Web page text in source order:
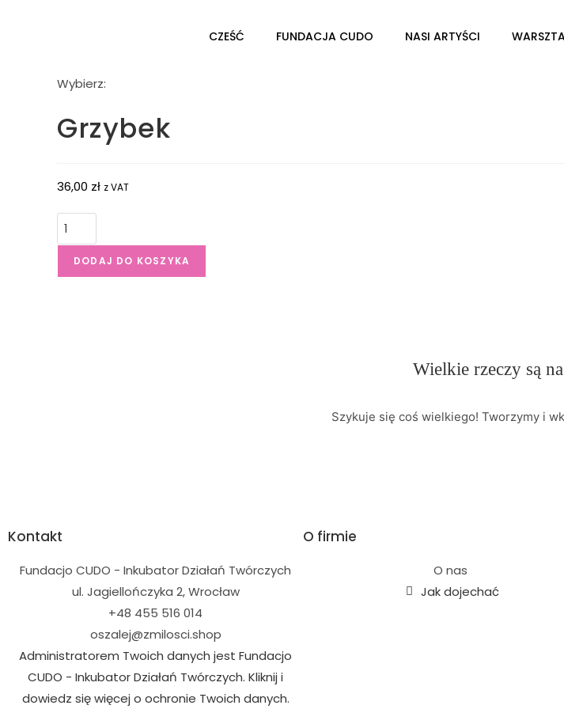
CZEŚĆ FUNDACJA CUDO NASI ARTYŚCI
Wybierz:
Grzybek
36,00 zł z VAT
DODAJ DO KOSZYKA
Wielkie rzeczy są
Szykuje się coś wielkiego! Tworzymy i
Kontakt
Fundacjo CUDO - Inkubator Działań Twórczych
ul. Jagiellończyka 2, Wrocław
+48 455 516 014
oszalej@zmilosci.shop
Administratorem Twoich danych jest Fundacjo
CUDO - Inkubator Działań Twórczych. Kliknij i
dowiedz się więcej o ochronie Twoich danych.
O firmie
O nas
Jak dojechać